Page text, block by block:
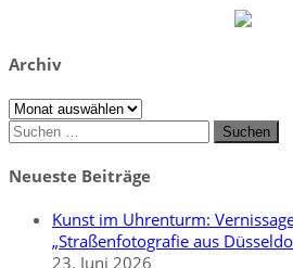
Archiv
Archiv
Suchen
Neueste Beiträge
Kunst im Uhrenturm:
„Straßenfotografie aus
23. Juni 2026